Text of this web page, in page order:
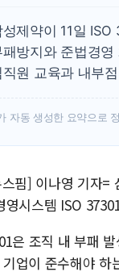
성제약이 11일
패방지와 준법경
직원 교육과 내부
자동 생성한 요약으로
핌] 이나영 기자=
영시스템 ISO
은 조직 내 부패
업이 준수해야 하